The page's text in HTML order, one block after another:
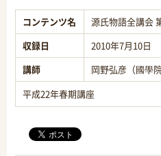
コンテンツ名
源氏物語全講会
収録日
2010年7月10日
講師
岡野弘彦（國學
平成22年春期講座